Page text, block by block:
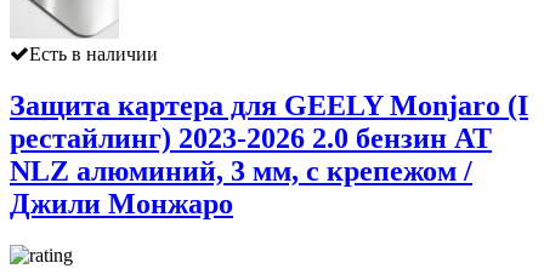
Есть в наличии
Защита картера для GEELY Monjaro (I
рестайлинг) 2023-2026 2.0 бензин AT
NLZ алюминий, 3 мм, с крепежом /
Джили Монжаро